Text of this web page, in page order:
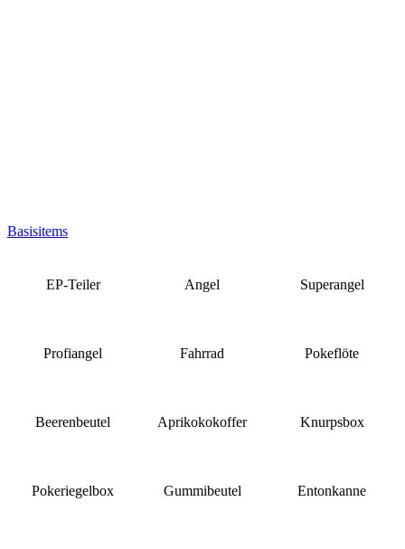
Basisitems
EP-Teiler Angel Superangel
Profiangel Fahrrad Pokeflöte
Beerenbeutel Aprikokokoffer Knurpsbox
Pokeriegelbox Gummibeutel Entonkanne